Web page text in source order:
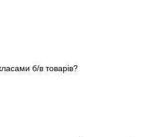
б/в товарів?